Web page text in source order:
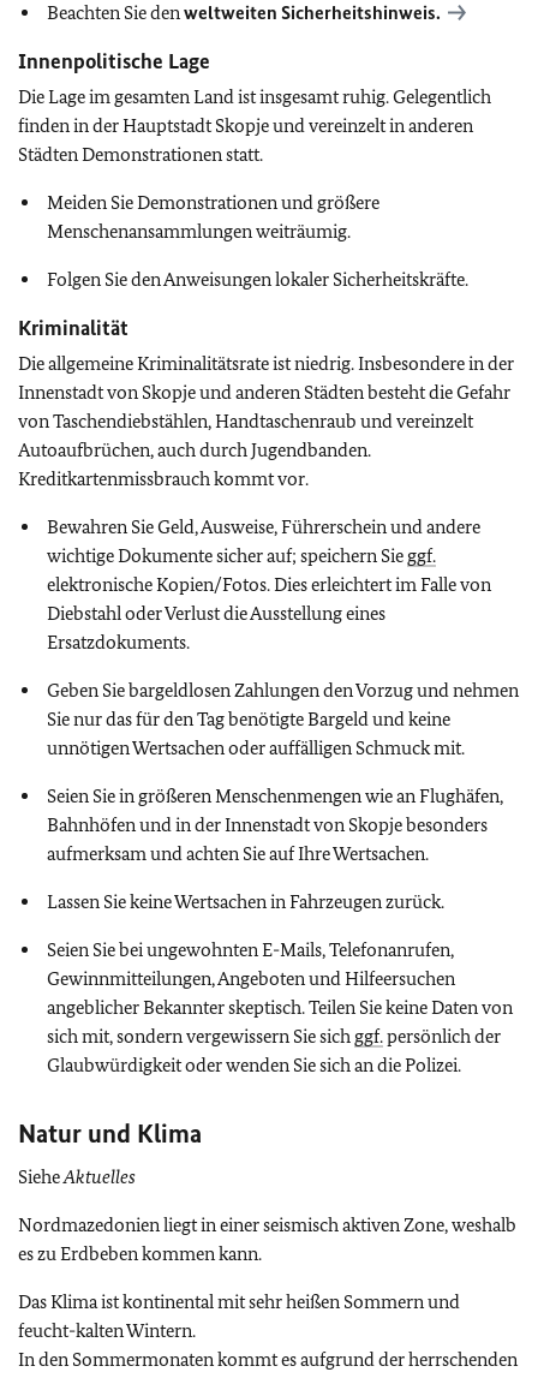
Beachten Sie denweltweiten Sicherheitshinweis.
Innenpolitische Lage
Die Lage im gesamten Land ist insgesamt ruhig. Gelegentlich
finden in der Hauptstadt Skopje und vereinzelt in anderen
Städten Demonstrationen statt.
Meiden Sie Demonstrationen und größere
Menschenansammlungen weiträumig.
Folgen Sie den Anweisungen lokaler Sicherheitskräfte.
Kriminalität
Die allgemeine Kriminalitätsrate ist niedrig. Insbesondere in der
Innenstadt von Skopje und anderen Städten besteht die Gefahr
von Taschendiebstählen, Handtaschenraub und vereinzelt
Autoaufbrüchen, auch durch Jugendbanden.
Kreditkartenmissbrauch kommt vor.
Bewahren Sie Geld, Ausweise, Führerschein und andere
wichtige Dokumente sicher auf; speichern Sie ggf.
elektronische Kopien/Fotos. Dies erleichtert im Falle von
Diebstahl oder Verlust die Ausstellung eines
Ersatzdokuments.
Geben Sie bargeldlosen Zahlungen den Vorzug und nehmen
Sie nur das für den Tag benötigte Bargeld und keine
unnötigen Wertsachen oder auffälligen Schmuck mit.
Seien Sie in größeren Menschenmengen wie an Flughäfen,
Bahnhöfen und in der Innenstadt von Skopje besonders
aufmerksam und achten Sie auf Ihre Wertsachen.
Lassen Sie keine Wertsachen in Fahrzeugen zurück.
Seien Sie bei ungewohnten E-Mails, Telefonanrufen,
Gewinnmitteilungen, Angeboten und Hilfeersuchen
angeblicher Bekannter skeptisch. Teilen Sie keine Daten von
sich mit, sondern vergewissern Sie sich ggf.persönlich der
Glaubwürdigkeit oder wenden Sie sich an die Polizei.
Natur und Klima
SieheAktuelles
Nordmazedonien liegt in einer seismisch aktiven Zone, weshalb
es zu Erdbeben kommen kann.
Das Klima ist kontinental mit sehr heißen Sommern und
feucht-kalten Wintern.
In den Sommermonaten kommt es aufgrund der herrschenden